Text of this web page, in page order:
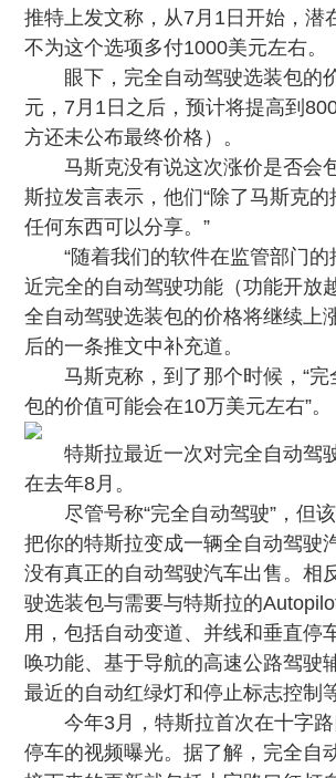
推特上发文称，从7月1日开始，潜
不为这个选项多付1000美元左右。
眼下，完全自动驾驶选装包的
元，7月1日之后，预计将提高到
方还未公布最终价格）。
马斯克没有说这次涨价是否会
斯拉发言表示，他们“除了马斯克
任何东西可以分享。”
“随着我们的软件在监管部门
近完全的自动驾驶功能（功能开放
全自动驾驶选装包的价格将继续上
后的一条推文中补充道。
马斯克称，到了那个时候，“
包的价值可能会在10万美元左右”。
特斯拉最近一次对完全自动驾
在去年8月。
尽管号称“完全自动驾驶”，但
把你的特斯拉变成一辆全自动驾驶
没有真正的自动驾驶汽车出售。相
驶选装包与需要与特斯拉的
用，包括自动变道、并线和垂直停
唤功能、基于导航的高速公路驾驶
最近的自动红绿灯和停止标志控制
今年3月，特斯拉首次在十字
停车的视频曝光。据了解，完全自